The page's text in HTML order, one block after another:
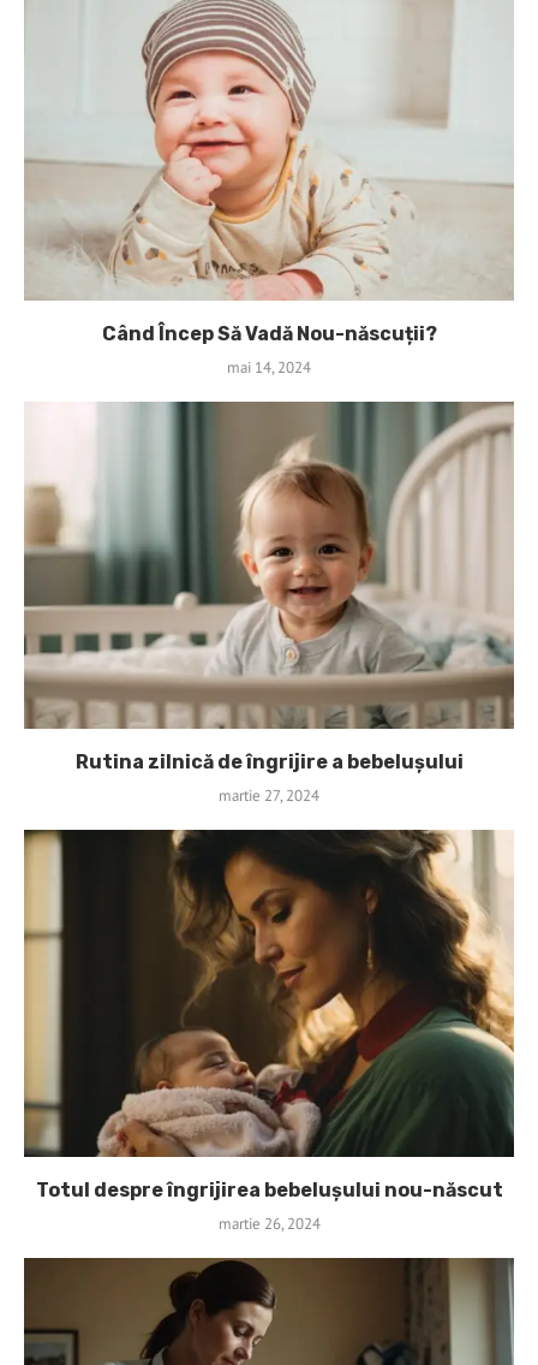
Când Încep Să Vadă Nou-născuții?
mai 14, 2024
Rutina zilnică de îngrijire a bebelușului
martie 27, 2024
Totul despre îngrijirea bebelușului nou-născut
martie 26, 2024